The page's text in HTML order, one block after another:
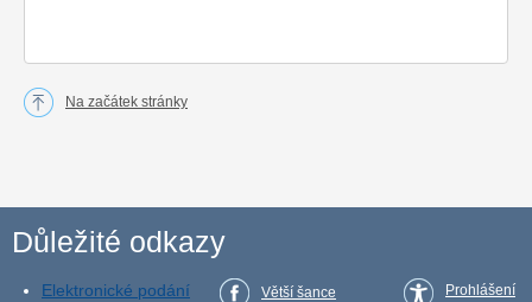
Na začátek stránky
Důležité odkazy
Elektronické podání Větší šance Prohlášení